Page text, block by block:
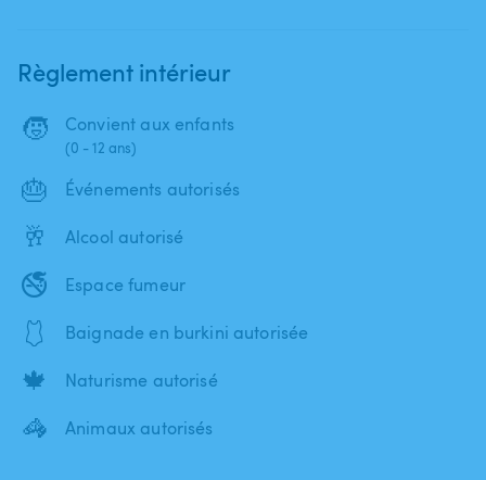
Règlement intérieur
🧒 Convient aux enfants
(0 - 12 ans)
🎂 Événements autorisés
🥂 Alcool autorisé
🚭 Espace fumeur
🩱 Baignade en burkini autorisée
🍁 Naturisme autorisé
🦓 Animaux autorisés